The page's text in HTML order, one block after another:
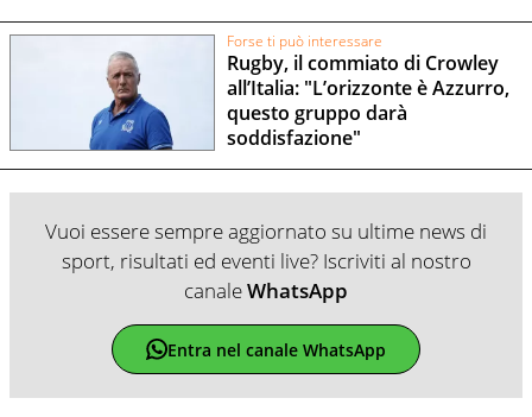
Forse ti può interessare
Rugby, il commiato di Crowley
all’Italia: "L’orizzonte è Azzurro,
questo gruppo darà
soddisfazione"
Vuoi essere sempre aggiornato su ultime news di
sport, risultati ed eventi live? Iscriviti al nostro
canaleWhatsApp
Entra nel canale WhatsApp